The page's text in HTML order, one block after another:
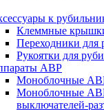
к
Клеммные
Переходники для
Рукоятки для
АВР
Моноблочные
Моноблочные
выключателей-